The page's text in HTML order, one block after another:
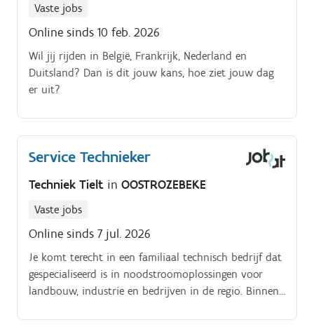
Vaste jobs
Online sinds 10 feb. 2026
Wil jij rijden in België, Frankrijk, Nederland en
Duitsland? Dan is dit jouw kans, hoe ziet jouw dag
er uit?
Service Technieker
Techniek Tielt in OOSTROZEBEKE
Vaste jobs
Online sinds 7 jul. 2026
Je komt terecht in een familiaal technisch bedrijf dat
gespecialiseerd is in noodstroomoplossingen voor
landbouw, industrie en bedrijven in de regio. Binnen